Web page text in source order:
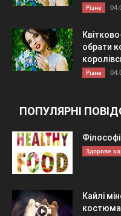
Різне
обрати
Різне
ПОПУЛЯРНІ
Здорове
Кайлі